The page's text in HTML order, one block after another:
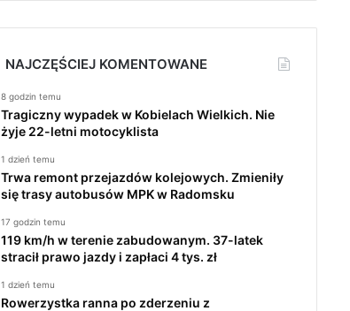
NAJCZĘŚCIEJ KOMENTOWANE
8 godzin temu
Tragiczny wypadek w Kobielach Wielkich. Nie
żyje 22-letni motocyklista
1 dzień temu
Trwa remont przejazdów kolejowych. Zmieniły
się trasy autobusów MPK w Radomsku
17 godzin temu
119 km/h w terenie zabudowanym. 37-latek
stracił prawo jazdy i zapłaci 4 tys. zł
1 dzień temu
Rowerzystka ranna po zderzeniu z